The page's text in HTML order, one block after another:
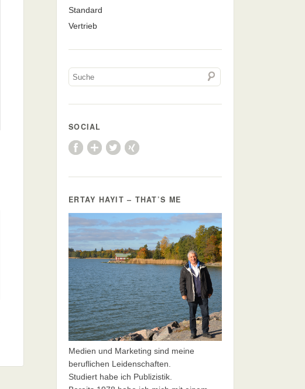
Standard
Vertrieb
SOCIAL
ERTAY HAYIT – THAT’S ME
Medien und Marketing sind meine
beruflichen Leidenschaften.
Studiert habe ich Publizistik.